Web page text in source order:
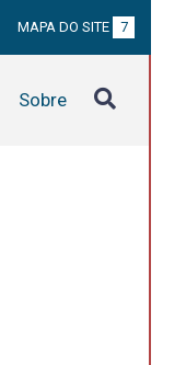
MAPA DO SITE 7
Sobre